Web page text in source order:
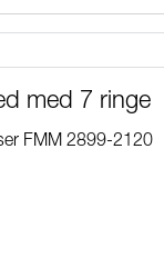
med 7 ringe
FMM 2899-2120